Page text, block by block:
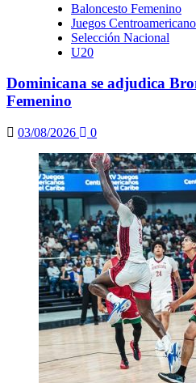
Baloncesto Femenino
Juegos
Selección Nacional
U20
Dominicana se adjudica
Femenino
03/08/2026 0